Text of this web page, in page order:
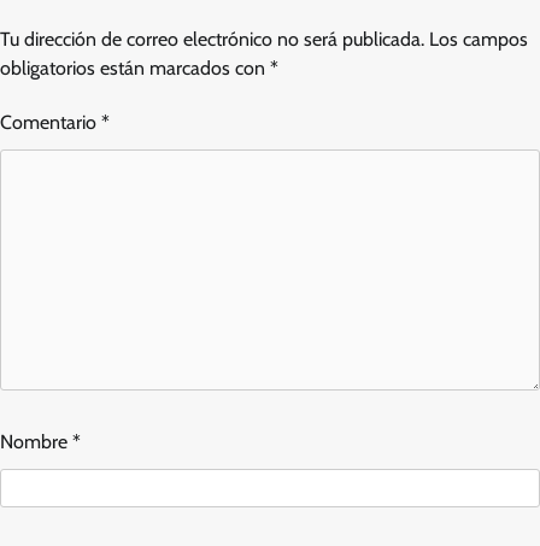
Tu dirección de correo electrónico no será publicada. Los campos
obligatorios están marcados con *
Comentario *
Nombre *